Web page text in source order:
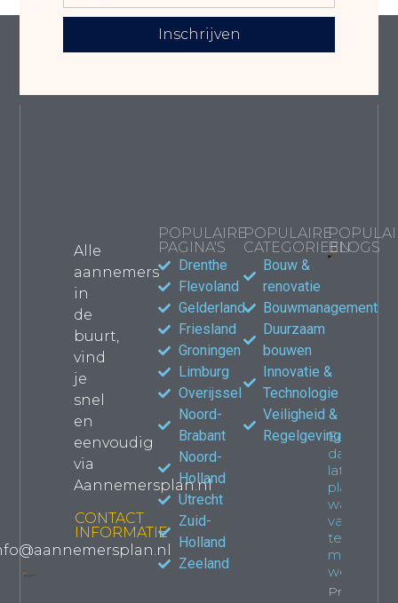
Inschrijven
Alle
aannemers
in
de
buurt,
vind
je
snel
en
eenvoudig
via
Aannemersplan.nl
CONTACT
INFORMATIE
POPULAIRE
PAGINA'S
Drenthe
Flevoland
Gelderland
Friesland
Groningen
Limburg
Overijssel
Noord-
Brabant
Noord-
Holland
Utrecht
Zuid-
Holland
Zeeland
POPULAIRE
CATEGORIEËN
Bouw &
renovatie
Bouwmanagement
Duurzaam
bouwen
Innovatie &
Technologie
Veiligheid &
Regelgeving
BLOGS
jouw
Een
dakkapel
laten
plaatsen:
wat je
van
tevoren
moet
weten
Property